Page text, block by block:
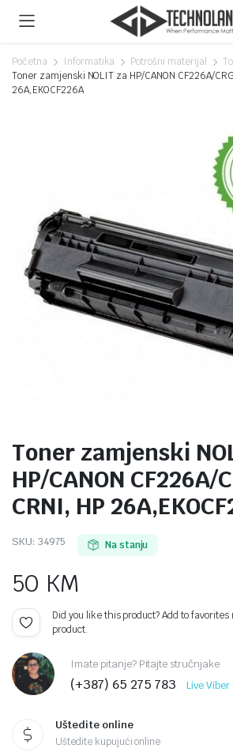
Početna Informatika Potrošni materijal
Toner zamjenski NOLIT za HP/CANON CF226A/
26A,EKOCF226A
Toner zamjenski
HP/CANON CF226A/
CRNI, HP
SKU: 34975 Na stanju
50 KM
Did you like this product? Add to favorites
product.
Imate pitanje? Pitajte stručnjake
(+387) 65 275 783 Live Viber
Uštedite online
Uštedite kupujući online